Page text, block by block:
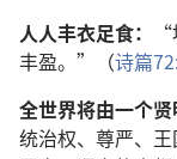
人人丰衣足食： “
丰盈。”（诗篇
全世界将由一个
统治权、 尊严、